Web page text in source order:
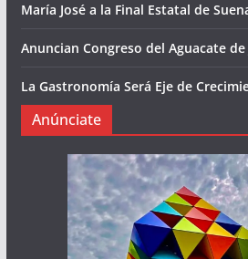
María José a la Final Estatal de
Anuncian Congreso del Aguacate de
La Gastronomía Será Eje de
Anúnciate